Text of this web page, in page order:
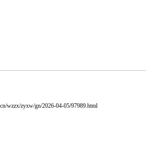
wzzx/zyxw/gn/2026-04-05/97989.html